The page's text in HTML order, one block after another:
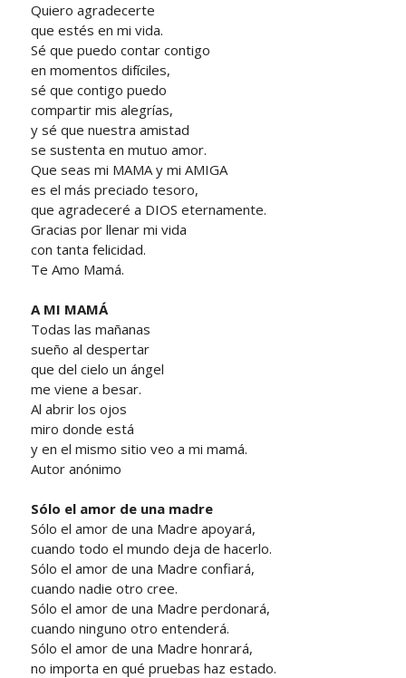
Quiero agradecerte
que estés en mi vida.
Sé que puedo contar contigo
en momentos difíciles,
sé que contigo puedo
compartir mis alegrías,
y sé que nuestra amistad
se sustenta en mutuo amor.
Que seas mi MAMA y mi AMIGA
es el más preciado tesoro,
que agradeceré a DIOS eternamente.
Gracias por llenar mi vida
con tanta felicidad.
Te Amo Mamá.
A MI MAMÁ
Todas las mañanas
sueño al despertar
que del cielo un ángel
me viene a besar.
Al abrir los ojos
miro donde está
y en el mismo sitio veo a mi mamá.
Autor anónimo
Sólo el amor de una madre
Sólo el amor de una Madre apoyará,
cuando todo el mundo deja de hacerlo.
Sólo el amor de una Madre confiará,
cuando nadie otro cree.
Sólo el amor de una Madre perdonará,
cuando ninguno otro entenderá.
Sólo el amor de una Madre honrará,
no importa en qué pruebas haz estado.